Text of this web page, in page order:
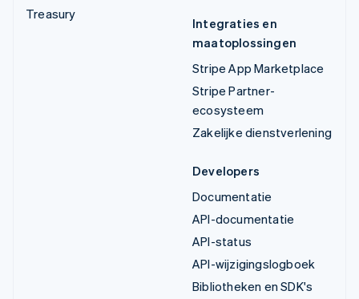
Treasury
Integraties en
maatoplossingen
Stripe App Marketplace
Stripe Partner-
ecosysteem
Zakelijke dienstverlening
Developers
Documentatie
API-documentatie
API-status
API-wijzigingslogboek
Bibliotheken en SDK's